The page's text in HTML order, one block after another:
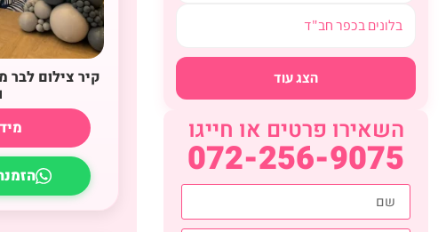
בלונים בכפר חב"ד
הצג עוד
השאירו פרטים או חייגו
072-256-9075
קיר צילום לבר